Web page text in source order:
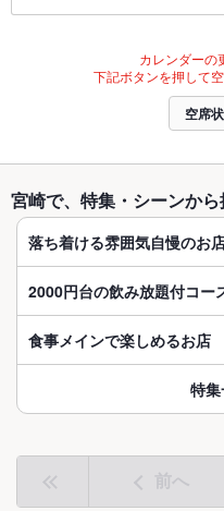
カレンダーの
下記ボタンを押して
空席
宮崎で、特集・シーンか
落ち着ける雰囲気自慢のお
2000円台の飲み放題付コー
食事メインで楽しめるお店
特
前へ